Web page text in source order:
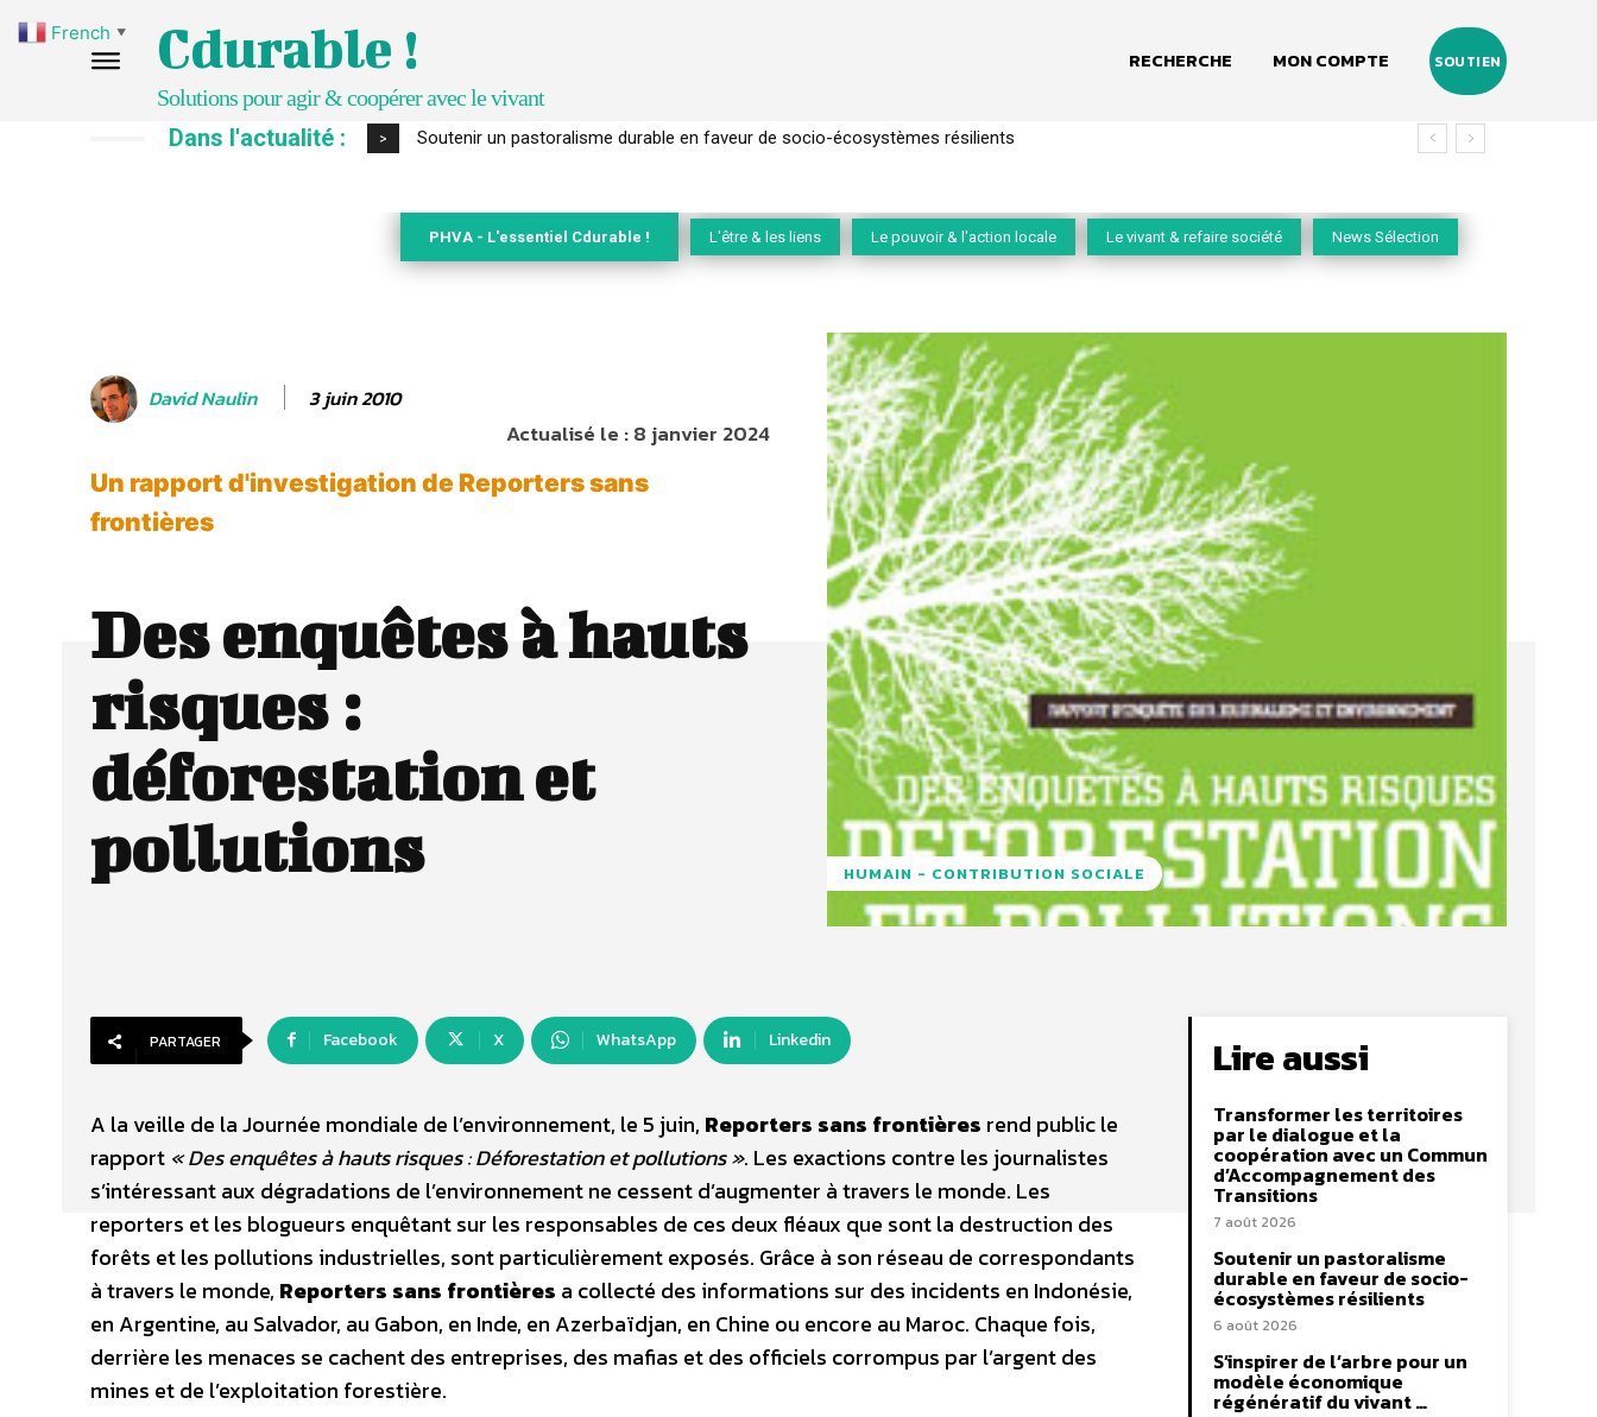
Cdurable !
Solutions pour agir & coopérer avec le vivant
RECHERCHE MON COMPTE SOUTIEN
Dans l'actualité : > S’inspirer de l’arbre pour un modèle économique régénératif du vivant …
PHVA - L'essentiel Cdurable ! L'être & les liens Le pouvoir & l'action locale Le vivant & refaire société News Sélection
David Naulin 3 juin 2010
Actualisé le :8 janvier 2024
Un rapport d'investigation de Reporters sans
frontières
Des enquêtes à hauts
risques :
déforestation et
pollutions
HUMAIN - CONTRIBUTION SOCIALE
PARTAGER Facebook X WhatsApp Linkedin
A la veille de la Journée mondiale de l’environnement, le 5 juin, Reporters sans frontières rend public le
rapport « Des enquêtes à hauts risques : Déforestation et pollutions ». Les exactions contre les journalistes
s’intéressant aux dégradations de l’environnement ne cessent d’augmenter à travers le monde. Les
reporters et les blogueurs enquêtant sur les responsables de ces deux fléaux que sont la destruction des
forêts et les pollutions industrielles, sont particulièrement exposés. Grâce à son réseau de correspondants
à travers le monde, Reporters sans frontières a collecté des informations sur des incidents en Indonésie,
en Argentine, au Salvador, au Gabon, en Inde, en Azerbaïdjan, en Chine ou encore au Maroc. Chaque fois,
derrière les menaces se cachent des entreprises, des mafias et des officiels corrompus par l’argent des
mines et de l’exploitation forestière.
Lire aussi
Transformer les territoires
par le dialogue et la
coopération avec un Commun
d’Accompagnement des
Transitions
7 août 2026
Soutenir un pastoralisme
durable en faveur de socio-
écosystèmes résilients
6 août 2026
S’inspirer de l’arbre pour un
modèle économique
régénératif du vivant …
French ▼